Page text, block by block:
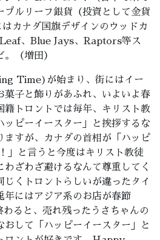
ルリーフ銀貨（投資として金貨
カナダ国旗デザインのウッドカ
、Blue Jays、Raptors等ス
（増田）
Time)が始まり、街にはイー
菓子と飾りがあふれ、いよいよ春
籍トロントでは毎年、キリスト教
ッピーイースター」と挨拶するな
ますが、カナダの首相が「ハッピ
」と言うと今度はキリスト教徒
ざわざ避けるなんて尊重してく
くトロントらしいが違ったタイ
年にはアジア系のお店が春節
ると、売れ残ったうさちゃんの
おして「ハッピーイースター」と